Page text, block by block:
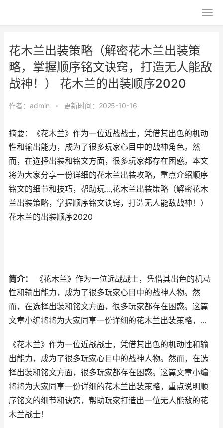
花木兰出装策略（解密花木兰出装策
略，掌握顺序铭文诀窍，打造无人能敌
战神！） 花木兰的出装顺序2020
作者： admin • 更新时间：2025-10-16
摘要：《花木兰》作为一位近战战士，凭借其出色的机动
性和输出能力，成为了很多玩家心目中的战神角色。然
而，在选择出装和铭文方面，很多玩家都存在困惑。本文
将为大家分享一份详细的花木兰出装攻略，重点介绍顺序
铭文的细节和技巧，帮助玩...,花木兰出装策略（解密花木
兰出装策略，掌握顺序铭文诀窍，打造无人能敌战神！）
花木兰的出装顺序2020
简介：
《花木兰》作为一位近战战士，凭借其出色的机动
性和输出能力，成为了很多玩家心目中的战神人物。然
而，在选择出装和铭文方面，很多玩家都存在困惑。这篇
文章小编将将为大家同享一份详细的花木兰出装策略，...
《花木兰》作为一位近战战士，凭借其出色的机动性和输
出能力，成为了很多玩家心目中的战神人物。然而，在选
择出装和铭文方面，很多玩家都存在困惑。这篇文章小编
将将为大家同享一份详细的花木兰出装策略，重点说明顺
序铭文的细节和诀窍，帮助玩家打造出一位无人能敌的花
木兰战士！